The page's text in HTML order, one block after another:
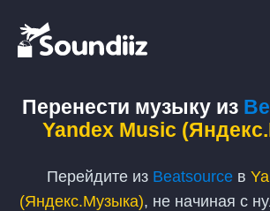
Перенести музыку из
Yandex Music
Перейдите из Beatsourceв
(Яндекс.Музыка), не начиная с